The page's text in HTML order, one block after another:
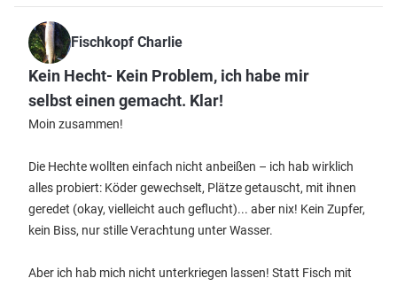
Fischkopf Charlie
Kein Hecht- Kein Problem, ich habe mir
selbst einen gemacht. Klar!
Moin zusammen!
Die Hechte wollten einfach nicht anbeißen – ich hab wirklich
alles probiert: Köder gewechselt, Plätze getauscht, mit ihnen
geredet (okay, vielleicht auch geflucht)... aber nix! Kein Zupfer,
kein Biss, nur stille Verachtung unter Wasser.
Aber ich hab mich nicht unterkriegen lassen! Statt Fisch mit